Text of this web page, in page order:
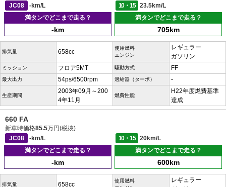
JC08
-km/L 10・15
23.5km/L
満タンでどこまで走る？
-km
満タンでどこまで走る？
705km
排気量 658cc
使用燃料
エンジン
レギュラー
ガソリン
ミッション フロア5MT 駆動方式 FF
最大出力 54ps/6500rpm 過給器（ターボ） -
生産期間
2003年09月～200
4年11月
燃費性能
H22年度燃費基準
達成
660 FA
新車時価格85.5万円(税抜)
JC08
-km/L 10・15
20km/L
満タンでどこまで走る？
-km
満タンでどこまで走る？
600km
排気量 658cc
使用燃料
レギュラー